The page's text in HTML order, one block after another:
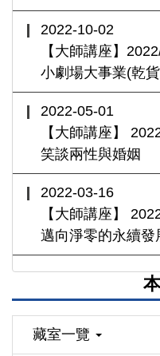
2022-10-02
【大師講座】
小劇場大事業(乾
2022-05-01
【大師講座】
笑談兩性與婚姻
2022-03-16
【大師講座】
邁向淨零的永續發
藏室一覽